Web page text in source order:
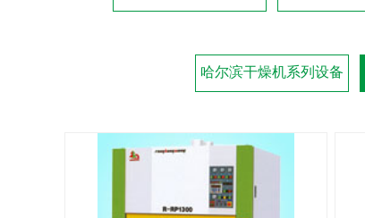
哈尔滨干燥机系列设备